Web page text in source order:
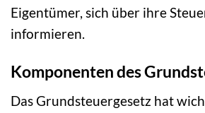
Eigentümer, sich über ihre
informieren.
Komponenten des
Das Grundsteuergesetz hat